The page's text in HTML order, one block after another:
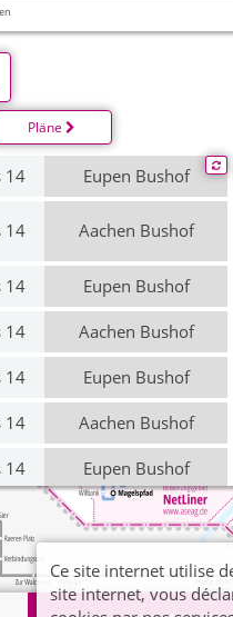
Pläne
14 Eupen Bushof
14 Aachen Bushof
14 Eupen Bushof
14 Aachen Bushof
14 Eupen Bushof
14 Aachen Bushof
14 Eupen Bushof
Aachen Bushof
14 Eupen Bushof
Aachen Bushof
Ce site internet utilise
site internet, vous